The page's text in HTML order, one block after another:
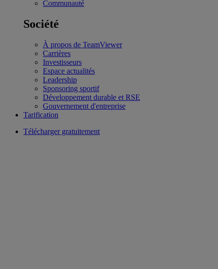
Communauté
Société
À propos de TeamViewer
Carrières
Investisseurs
Espace actualités
Leadership
Sponsoring sportif
Développement durable et RSE
Gouvernement d'entreprise
Tarification
Télécharger gratuitement